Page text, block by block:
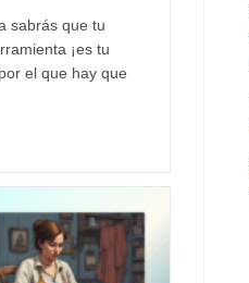
sabrás que tu
¡es tu
el que hay que